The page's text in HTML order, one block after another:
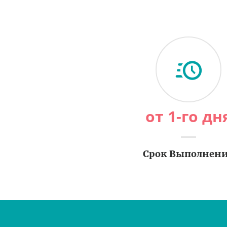
от 1-го
Срок